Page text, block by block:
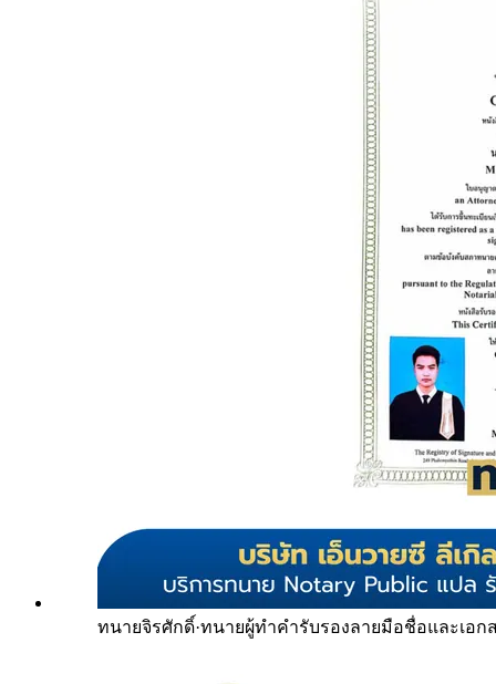
ทนายจิรศักดิ์·ทนายผู้ทำคำรับรองลายมือชื่อและเอก